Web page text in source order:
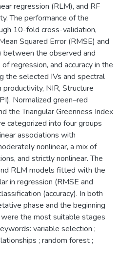
regression (RLM), and RF
The performance of the
10-fold cross-validation,
Squared Error (RMSE) and
between the observed and
regression, and accuracy in the
the selected IVs and spectral
NIR, Structure
Normalized green–red
the Triangular Greenness Index
categorized into four groups
associations with
nonlinear, a mix of
and strictly nonlinear. The
RLM models fitted with the
in regression (RMSE and
(accuracy). In both
phase and the beginning
the most suitable stages
variable selection ;
; random forest ;